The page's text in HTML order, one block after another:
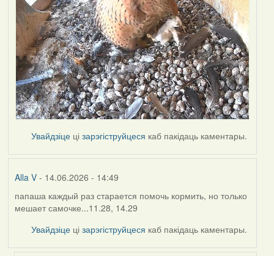
Увайдзіце цізарэгіструйцеся каб пакідаць каментары.
Alla V- 14.06.2026 - 14:49
папаша каждый раз старается помочь кормить, но только
мешает самочке...11.28, 14.29
Увайдзіце цізарэгіструйцеся каб пакідаць каментары.